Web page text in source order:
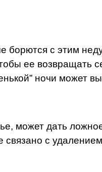
с этим
ее возвращать
ночи может
может дать
с